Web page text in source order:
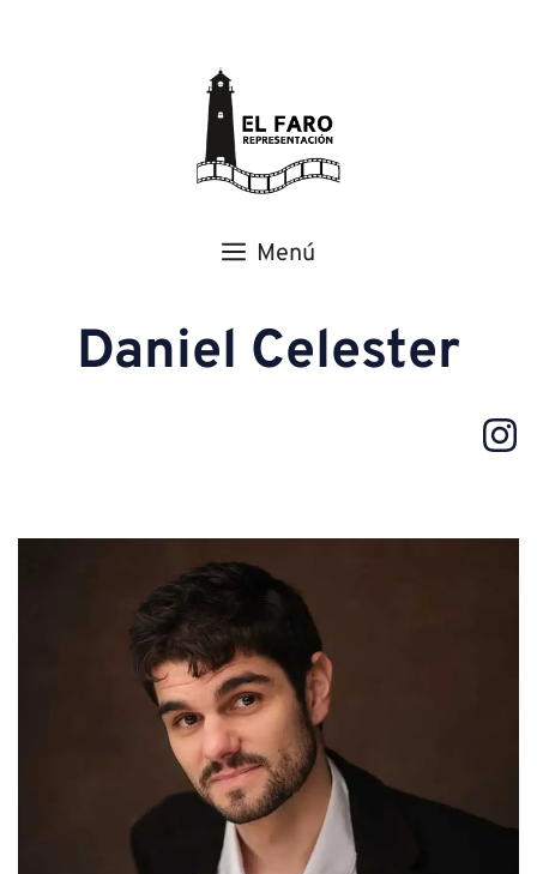
Menú
Daniel Celester